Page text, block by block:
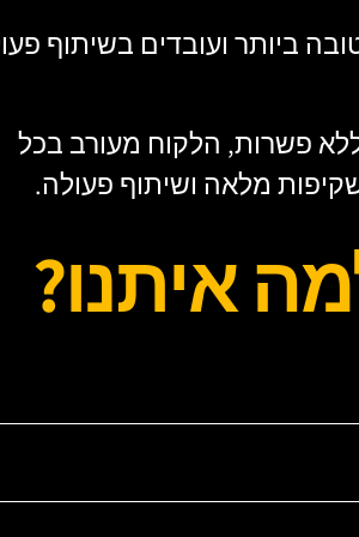
ביותר ועובדים בשיתוף
פשרות, הלקוח מעורב בכל
מלאה ושיתוף פעולה.
איתנו?